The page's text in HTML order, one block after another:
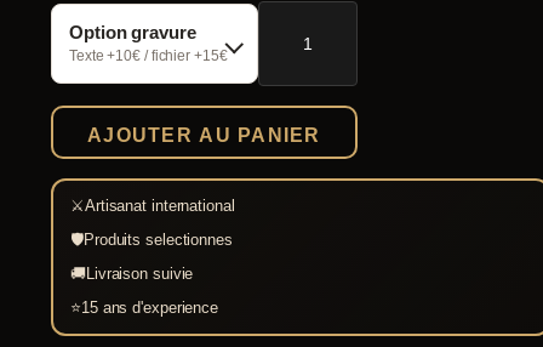
Option gravure
Texte +10€ / fichier +15€
quantité
Gladius
Centurion
AJOUTER AU PANIER
⚔Artisanat international
🛡Produits selectionnes
🚚Livraison suivie
⭐15 ans d'experience